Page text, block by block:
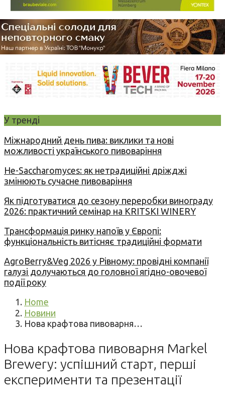
У тренді
Міжнародний день пива: виклики та нові
можливості українського пивоваріння
Не-Saccharomyces: як нетрадиційні дріжджі
змінюють сучасне пивоваріння
Як підготуватися до сезону переробки винограду
2026: практичний семінар на KRITSKI WINERY
Трансформація ринку напоїв у Європі:
функціональність витісняє традиційні формати
AgroBerry&Veg 2026 у Рівному: провідні компанії
галузі долучаються до головної ягідно-овочевої
події року
Home
Новини
Нова крафтова пивоварня…
Нова крафтова пивоварня Markel
Brewery: успішний старт, перші
експерименти та презентації